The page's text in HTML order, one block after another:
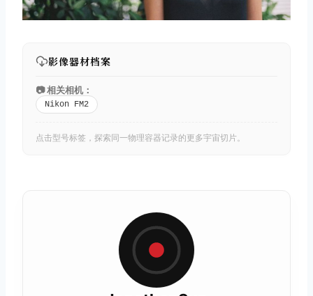
影像器材档案
📷 相关相机：
Nikon FM2
点击型号标签，探索同一物理容器记录的更多宇宙切片。